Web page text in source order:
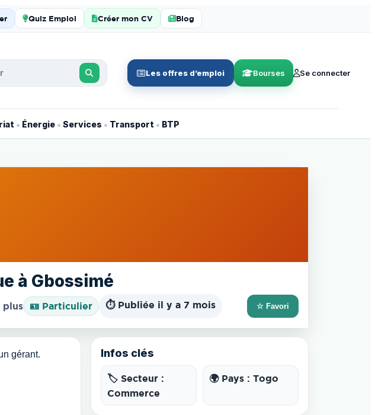
Quiz Emploi Créer mon CV Blog
Les offres d’emploi Bourses Se connecter
• Énergie • Services • Transport • BTP
à Gbossimé
plus 🪪 Particulier ⏱️ Publiée il y a 7 mois ☆ Favori
gérant. Infos clés
🏷️ Secteur :
Commerce
🌍 Pays : Togo